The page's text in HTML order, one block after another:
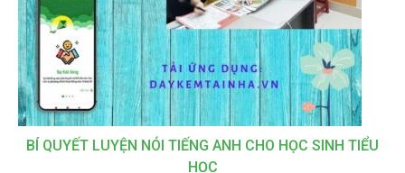
BÍ QUYẾT LUYỆN NÓI TIẾNG ANH CHO HỌC SINH TIỂU
HỌC